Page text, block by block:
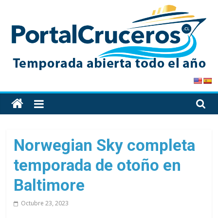
content
PortalCruceros
Toda
la
de
cruceros
en
solo
Norwegian Sky completa
temporada de otoño en
Baltimore
Octubre 23, 2023